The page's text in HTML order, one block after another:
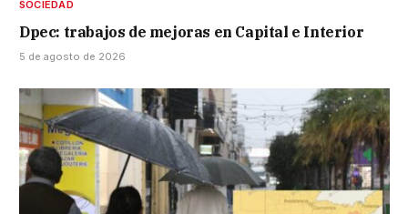
SOCIEDAD
Dpec: trabajos de mejoras en Capital e Interior
5 de agosto de 2026